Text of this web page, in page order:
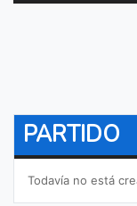
PARTIDO
Todavía no está